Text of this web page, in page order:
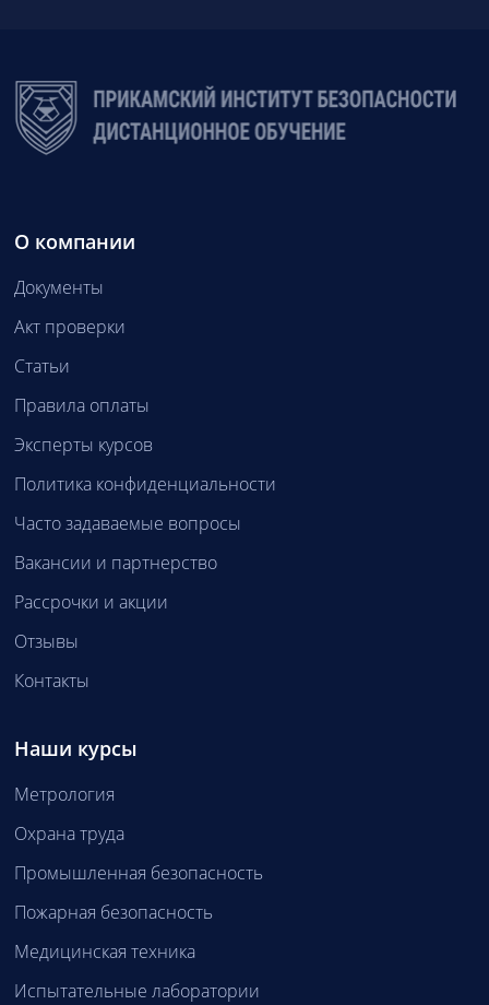
О компании
Документы
Акт проверки
Статьи
Правила оплаты
Эксперты курсов
Политика конфиденциальности
Часто задаваемые вопросы
Вакансии и партнерство
Рассрочки и акции
Отзывы
Контакты
Наши курсы
Метрология
Охрана труда
Промышленная безопасность
Пожарная безопасность
Медицинская техника
Испытательные лаборатории